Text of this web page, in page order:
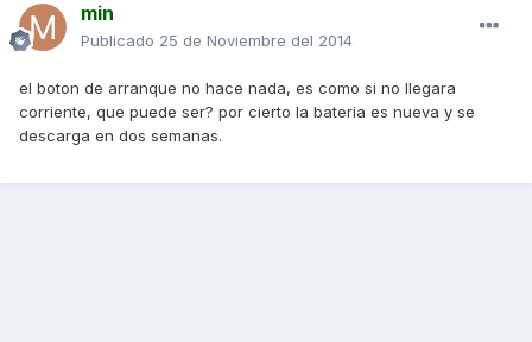
min
Publicado 25 de Noviembre del 2014
el boton de arranque no hace nada, es como si no llegara
corriente, que puede ser? por cierto la bateria es nueva y se
descarga en dos semanas.